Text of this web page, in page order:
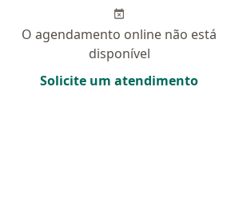
O agendamento online não está
disponível
Solicite um atendimento